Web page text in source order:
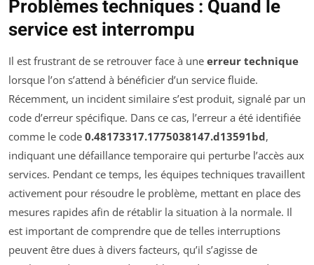
Problèmes techniques : Quand le
service est interrompu
Il est frustrant de se retrouver face à une erreur technique
lorsque l’on s’attend à bénéficier d’un service fluide.
Récemment, un incident similaire s’est produit, signalé par un
code d’erreur spécifique. Dans ce cas, l’erreur a été identifiée
comme le code 0.48173317.1775038147.d13591bd,
indiquant une défaillance temporaire qui perturbe l’accès aux
services. Pendant ce temps, les équipes techniques travaillent
activement pour résoudre le problème, mettant en place des
mesures rapides afin de rétablir la situation à la normale. Il
est important de comprendre que de telles interruptions
peuvent être dues à divers facteurs, qu’il s’agisse de